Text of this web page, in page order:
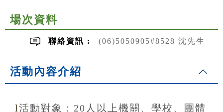
場次資料
聯絡資訊 : (06)5050905#8528 沈先生
活動內容介紹
l活動對象：20 人以上機關、學校、團體